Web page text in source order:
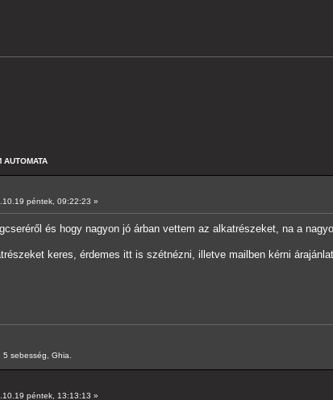
AUTOMATA
péntek, 09:22:23 »
és hogy nagyon jó árban vettem az alkatrészeket, na a
keres, érdemes itt is szétnézni, illetve mailben kérni
sebesség, Ghia.
péntek, 13:13:13 »